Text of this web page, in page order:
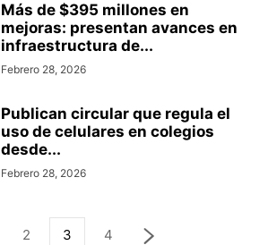
Más de $395 millones en
mejoras: presentan avances en
infraestructura de...
Febrero 28, 2026
Publican circular que regula el
uso de celulares en colegios
desde...
Febrero 28, 2026
2 3 4